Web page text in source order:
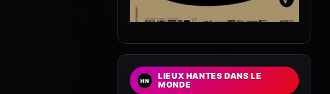
LIEUX HANTES DANS LE
MONDE